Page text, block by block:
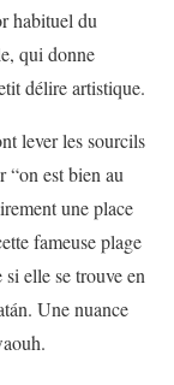
habituel du
qui donne
délire artistique.
lever les sourcils
“on est bien au
une place
fameuse plage
elle se trouve en
Une nuance